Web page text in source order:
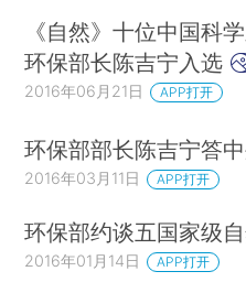
《自然》十位中国科
环保部长陈吉宁入选
2016年06月21日 APP打开
环保部部长陈吉宁答
2016年03月11日 APP打开
环保部约谈五国家级
2016年01月14日 APP打开